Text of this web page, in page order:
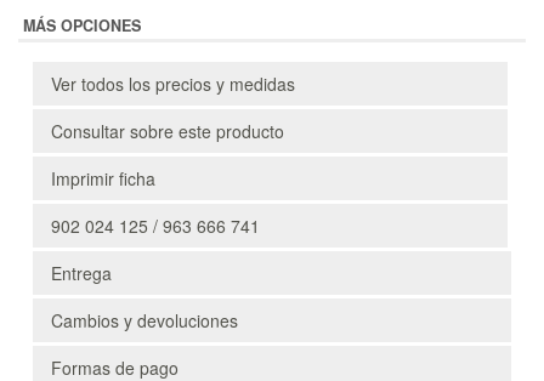
MÁS OPCIONES
Ver todos los precios y medidas
Consultar sobre este producto
Imprimir ficha
902 024 125 / 963 666 741
Entrega
Cambios y devoluciones
Formas de pago